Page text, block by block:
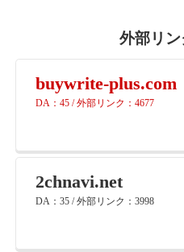
外部リ
buywrite-plus.com
DA：45 / 外部リンク：4677
2chnavi.net
DA：35 / 外部リンク：3998